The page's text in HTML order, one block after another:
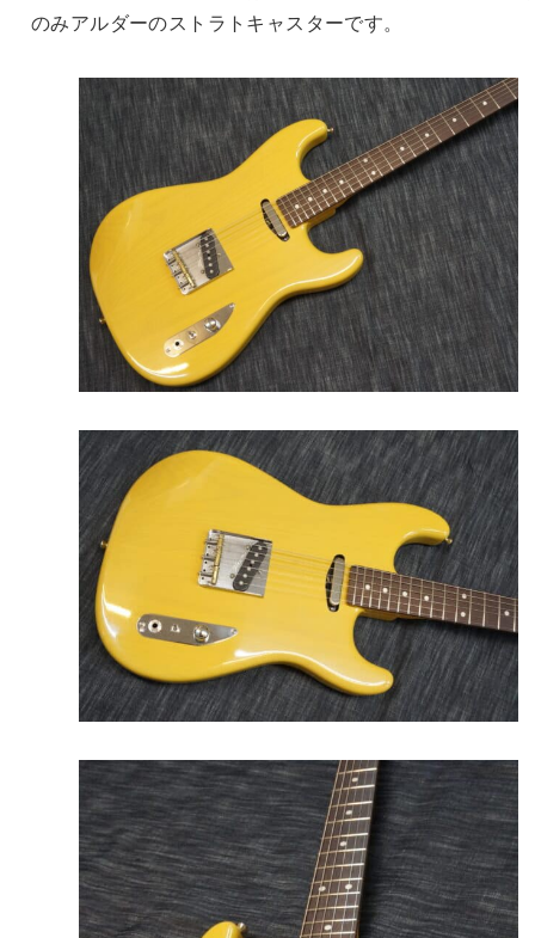
のみアルダーのストラトキャスターです。